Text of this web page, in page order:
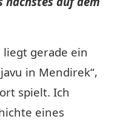
gerade ein
in Mendirek“,
spielt. Ich
eines